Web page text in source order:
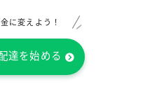
に変えよう！
達を始める